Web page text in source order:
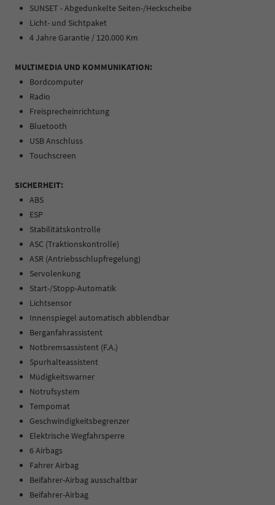
SUNSET - Abgedunkelte Seiten-/Heckscheibe
Licht- und Sichtpaket
4 Jahre Garantie / 120.000 Km
MULTIMEDIA UND KOMMUNIKATION:
Bordcomputer
Radio
Freisprecheinrichtung
Bluetooth
USB Anschluss
Touchscreen
SICHERHEIT:
ABS
ESP
Stabilitätskontrolle
ASC (Traktionskontrolle)
ASR (Antriebsschlupfregelung)
Servolenkung
Start-/Stopp-Automatik
Lichtsensor
Innenspiegel automatisch abblendbar
Berganfahrassistent
Notbremsassistent (F.A.)
Spurhalteassistent
Müdigkeitswarner
Notrufsystem
Tempomat
Geschwindigkeitsbegrenzer
Elektrische Wegfahrsperre
6 Airbags
Fahrer Airbag
Beifahrer-Airbag ausschaltbar
Beifahrer-Airbag